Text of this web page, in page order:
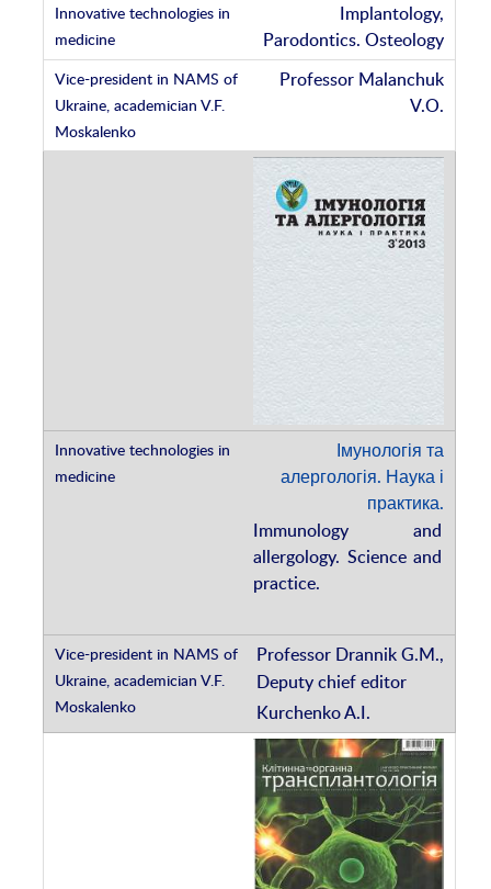
Implantology,
Parodontics. Osteology
Professor Malanchuk
V.O.
Імунологія та
алергологія. Наука і
практика.
Immunology and
allergology. Science and
practice.
Professor Drannik G.M.,
Deputy chief editor
Kurchenko A.I.